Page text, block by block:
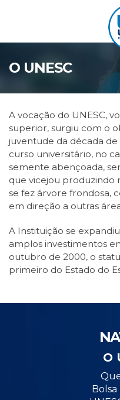
O UNESC
A vocação do UNESC,
superior, surgiu com o
juventude da década
curso universitário, no
semente abençoada,
que vicejou produzindo
se fez árvore frondosa,
em direção a outras
A Instituição se
amplos investimentos
outubro de 2000, o
primeiro do Estado do
O